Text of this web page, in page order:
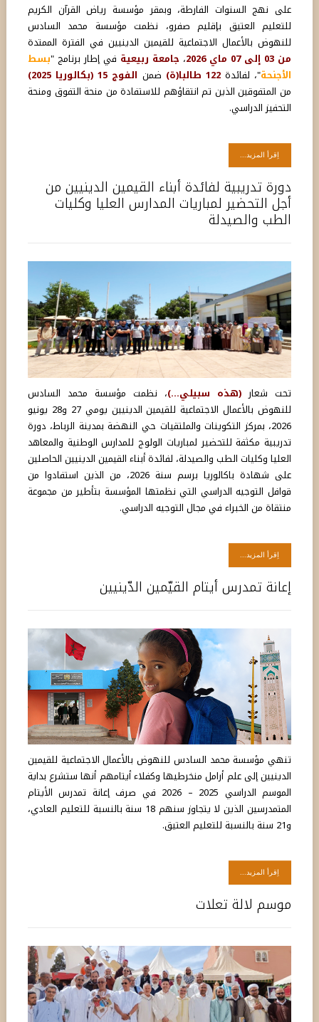
على نهج السنوات الفارطة، وبمقر مؤسسة رياض القرآن الكريم
للتعليم العتيق بإقليم صفرو، نظمت مؤسسة محمد السادس
للنهوض بالأعمال الاجتماعية للقيمين الدينيين في الفترة الممتدة
من 03 إلى 07 ماي 2026
، جامعة ربيعية في إطار برنامج "بسط
الأجنحة"، لفائدة122 طالبا(ة) ضمن الفوج 15 (بكالوريا 2025)
من المتفوقين الذين تم انتقاؤهم للاستفادة من منحة التفوق ومنحة
التحفيز الدراسي.
اِقرأ المزيد...
دورة تدريبية لفائدة أبناء القيمين الدينيين من
أجل التحضير لمباريات المدارس العليا وكليات
الطب والصيدلة
تحت شعار (هذه سبيلي...)، نظمت مؤسسة محمد السادس
للنهوض بالأعمال الاجتماعية للقيمين الدينيين يومي 27 و28 يونيو
2026، بمركز التكوينات والملتقيات حي النهضة بمدينة الرباط، دورة
تدريبية مكثفة للتحضير لمباريات الولوج للمدارس الوطنية والمعاهد
العليا وكليات الطب والصيدلة، لفائدة أبناء القيمين الدينيين الحاصلين
على شهادة باكالوريا برسم سنة 2026، من الذين استفادوا من
قوافل التوجيه الدراسي التي نظمتها المؤسسة بتأطير من مجموعة
منتقاة من الخبراء في مجال التوجيه الدراسي.
اِقرأ المزيد...
إعانة تمدرس أيتام القيّمين الدّينيين
تنهي مؤسسة محمد السادس للنهوض بالأعمال الاجتماعية للقيمين
الدينيين إلى علم أرامل منخرطيها وكفلاء أيتامهم أنها ستشرع بداية
الموسم الدراسي 2025 – 2026 في صرف إعانة تمدرس الأيتام
المتمدرسين الذين لا يتجاوز سنهم 18 سنة بالنسبة للتعليم العادي،
و21 سنة بالنسبة للتعليم العتيق.
اِقرأ المزيد...
موسم لالة تعلات